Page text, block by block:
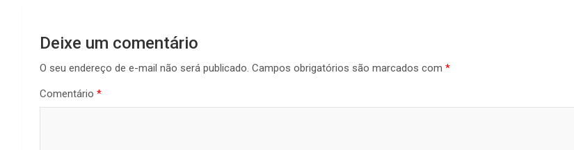
Deixe um comentário
O seu endereço de e-mail não será publicado. Campos obrigatórios são marcados com *
Comentário *